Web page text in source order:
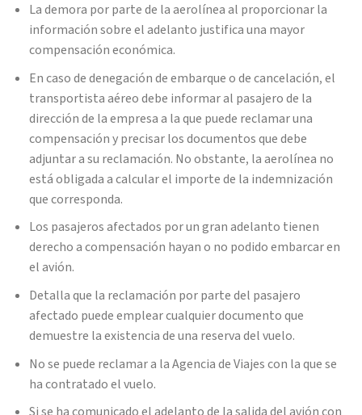
La demora por parte de la aerolínea al proporcionar la
información sobre el adelanto justifica una mayor
compensación económica.
En caso de denegación de embarque o de cancelación, el
transportista aéreo debe informar al pasajero de la
dirección de la empresa a la que puede reclamar una
compensación y precisar los documentos que debe
adjuntar a su reclamación. No obstante, la aerolínea no
está obligada a calcular el importe de la indemnización
que corresponda.
Los pasajeros afectados por un gran adelanto tienen
derecho a compensación hayan o no podido embarcar en
el avión.
Detalla que la reclamación por parte del pasajero
afectado puede emplear cualquier documento que
demuestre la existencia de una reserva del vuelo.
No se puede reclamar a la Agencia de Viajes con la que se
ha contratado el vuelo.